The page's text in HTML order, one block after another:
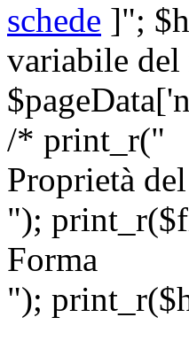
schede ]";
variabile del
/* print_r("
Proprietà
");
Forma
");